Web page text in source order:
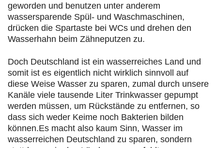
geworden und benutzen unter anderem
wassersparende Spül- und Waschmaschinen,
drücken die Spartaste bei WCs und drehen den
Wasserhahn beim Zähneputzen zu.
Doch Deutschland ist ein wasserreiches Land und
somit ist es eigentlich nicht wirklich sinnvoll auf
diese Weise Wasser zu sparen, zumal durch unsere
Kanäle viele tausende Liter Trinkwasser gepumpt
werden müssen, um Rückstände zu entfernen, so
dass sich weder Keime noch Bakterien bilden
können.Es macht also kaum Sinn, Wasser im
wasserreichen Deutschland zu sparen, sondern